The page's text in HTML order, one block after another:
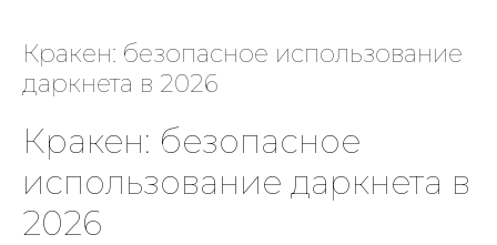
Кракен: безопасное использование
даркнета в 2026
Кракен: безопасное
использование даркнета в
2026